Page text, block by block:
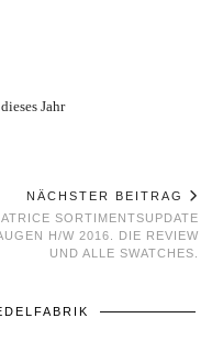
Jahr
NÄCHSTER BEITRAG
SORTIMENTSUPDATE
H/W 2016. DIE REVIEW
UND ALLE SWATCHES.